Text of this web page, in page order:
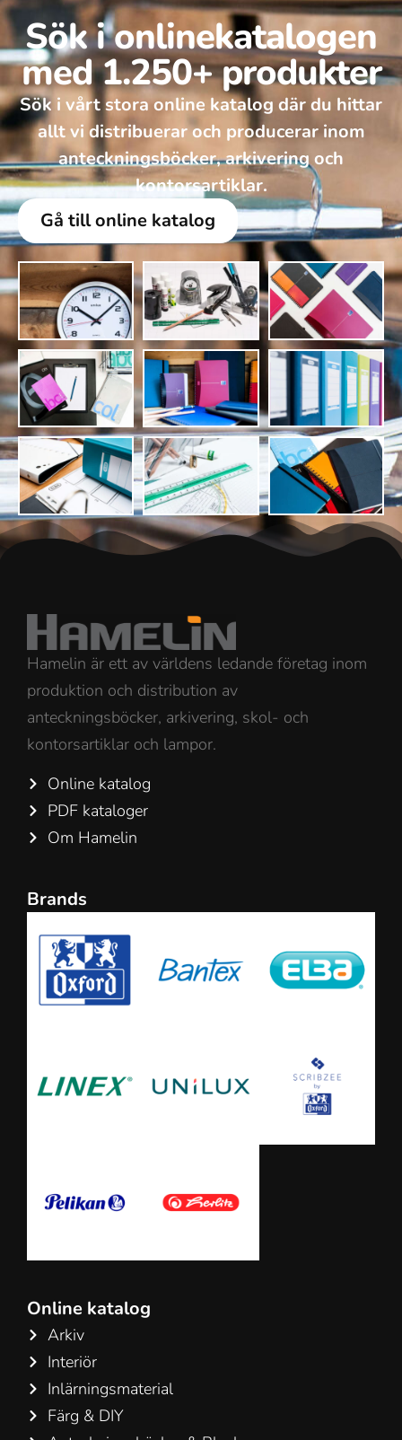
Sök i onlinekatalogen
med 1.250+ produkter
Sök i vårt stora online katalog där du hittar
allt vi distribuerar och producerar inom
anteckningsböcker, arkivering och
kontorsartiklar.
Gå till online katalog
Hamelin är ett av världens ledande företag inom
produktion och distribution av
anteckningsböcker, arkivering, skol- och
kontorsartiklar och lampor.
Online katalog
PDF kataloger
Om Hamelin
Brands
Online katalog
Arkiv
Interiör
Inlärningsmaterial
Färg & DIY